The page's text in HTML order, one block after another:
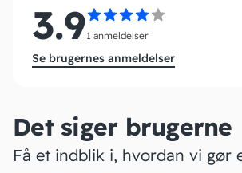
Det siger brugerne
Få et indblik i, hvordan vi gør
3.91 anmeldelser
Se brugernes anmeldelser